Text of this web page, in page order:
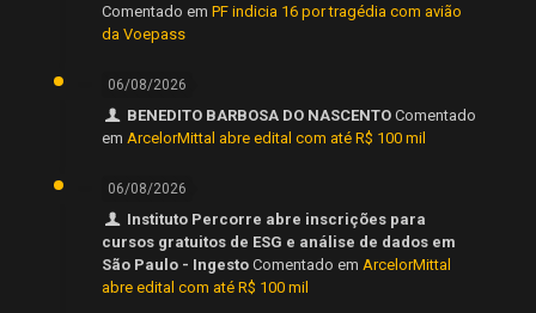
Comentado em PF indicia 16 por tragédia com avião
da Voepass
06/08/2026
BENEDITO BARBOSA DO NASCENTO Comentado
em ArcelorMittal abre edital com até R$ 100 mil
06/08/2026
Instituto Percorre abre inscrições para
cursos gratuitos de ESG e análise de dados em
São Paulo - Ingesto Comentado em ArcelorMittal
abre edital com até R$ 100 mil